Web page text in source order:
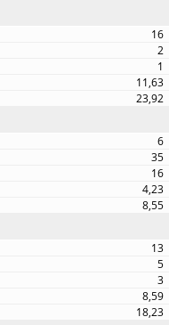
16
2
1
11,63
23,92
6
35
16
4,23
8,55
13
5
3
8,59
18,23